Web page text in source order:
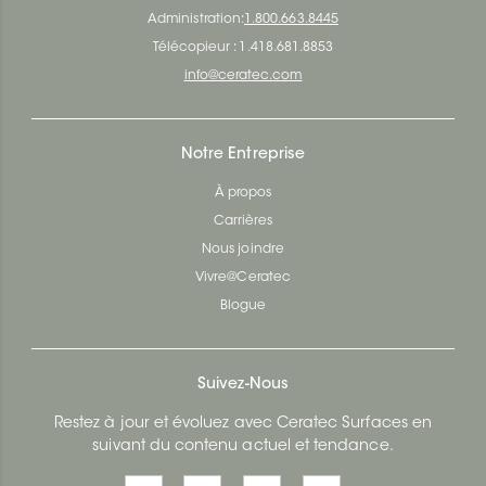
Administration: 1.800.663.8445
Télécopieur : 1.418.681.8853
info@ceratec.com
Notre Entreprise
À propos
Carrières
Nous joindre
Vivre@Ceratec
Blogue
Suivez-Nous
Restez à jour et évoluez avec Ceratec Surfaces en
suivant du contenu actuel et tendance.